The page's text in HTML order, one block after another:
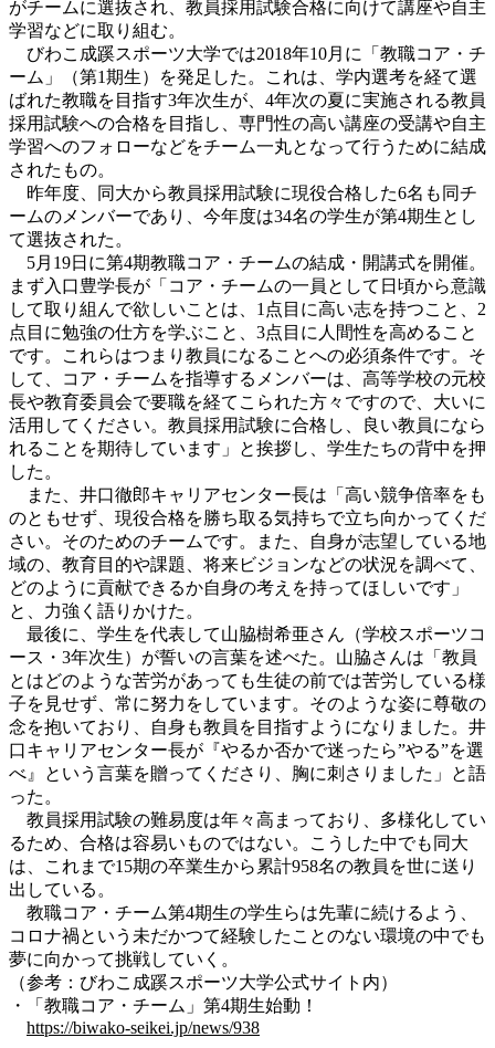
がチームに選抜され、教員採用試験合格に向けて講座や自主
学習などに取り組む。
びわこ成蹊スポーツ大学では2018年10月に「教職コア・チ
ーム」（第1期生）を発足した。これは、学内選考を経て選
ばれた教職を目指す3年次生が、4年次の夏に実施される教員
採用試験への合格を目指し、専門性の高い講座の受講や自主
学習へのフォローなどをチーム一丸となって行うために結成
されたもの。
昨年度、同大から教員採用試験に現役合格した6名も同チ
ームのメンバーであり、今年度は34名の学生が第4期生とし
て選抜された。
5月19日に第4期教職コア・チームの結成・開講式を開催。
まず入口豊学長が「コア・チームの一員として日頃から意識
して取り組んで欲しいことは、1点目に高い志を持つこと、2
点目に勉強の仕方を学ぶこと、3点目に人間性を高めること
です。これらはつまり教員になることへの必須条件です。そ
して、コア・チームを指導するメンバーは、高等学校の元校
長や教育委員会で要職を経てこられた方々ですので、大いに
活用してください。教員採用試験に合格し、良い教員になら
れることを期待しています」と挨拶し、学生たちの背中を押
した。
また、井口徹郎キャリアセンター長は「高い競争倍率をも
のともせず、現役合格を勝ち取る気持ちで立ち向かってくだ
さい。そのためのチームです。また、自身が志望している地
域の、教育目的や課題、将来ビジョンなどの状況を調べて、
どのように貢献できるか自身の考えを持ってほしいです」
と、力強く語りかけた。
最後に、学生を代表して山脇樹希亜さん（学校スポーツコ
ース・3年次生）が誓いの言葉を述べた。山脇さんは「教員
とはどのような苦労があっても生徒の前では苦労している様
子を見せず、常に努力をしています。そのような姿に尊敬の
念を抱いており、自身も教員を目指すようになりました。井
口キャリアセンター長が『やるか否かで迷ったら”やる”を選
べ』という言葉を贈ってくださり、胸に刺さりました」と語
った。
教員採用試験の難易度は年々高まっており、多様化してい
るため、合格は容易いものではない。こうした中でも同大
は、これまで15期の卒業生から累計958名の教員を世に送り
出している。
教職コア・チーム第4期生の学生らは先輩に続けるよう、
コロナ禍という未だかつて経験したことのない環境の中でも
夢に向かって挑戦していく。
（参考：びわこ成蹊スポーツ大学公式サイト内）
・「教職コア・チーム」第4期生始動！
https://biwako-seikei.jp/news/938